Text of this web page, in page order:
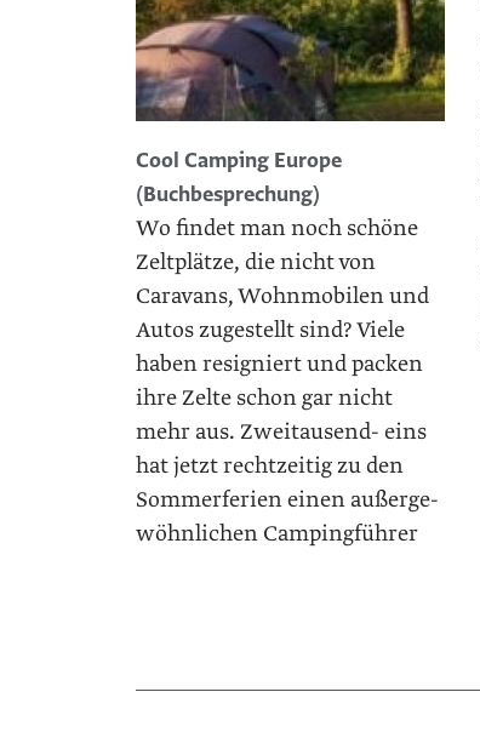
Cool Camping Europe
(Buchbesprechung)
Wo findet man noch schöne
Zeltplätze, die nicht von
Caravans, Wohnmobilen und
Autos zugestellt sind? Viele
haben resigniert und packen
ihre Zelte schon gar nicht
mehr aus. Zweitausend- eins
hat jetzt rechtzeitig zu den
Sommerferien einen außerge-
wöhnlichen Campingführer